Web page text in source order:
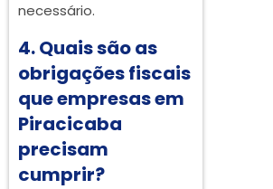
necessário.
4. Quais são as
obrigações fiscais
que empresas em
Piracicaba
precisam
cumprir?